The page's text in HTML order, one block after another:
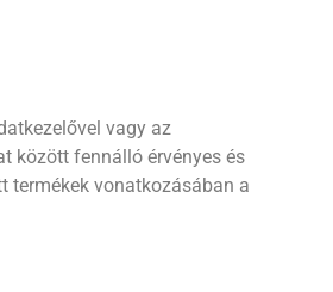
vagy az
között fennálló érvényes és
termékek vonatkozásában a